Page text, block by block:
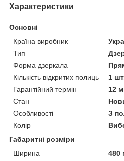
Характеристики
Основні
Країна виробник
Тип
Форма дзеркала
Кількість відкритих полиць
1
Гарантійний термін
12
Стан
Особливості
З
Колір
Габаритні розміри
Ширина
480